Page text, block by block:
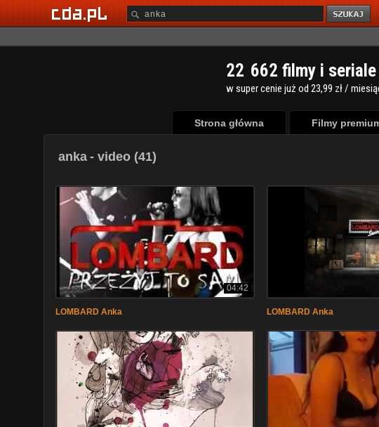
22 662 filmy i
w super cenie już od 23,99 zł /
Strona główna Filmy
anka - video (41)
04:42
LOMBARD Anka LOMBARD Anka